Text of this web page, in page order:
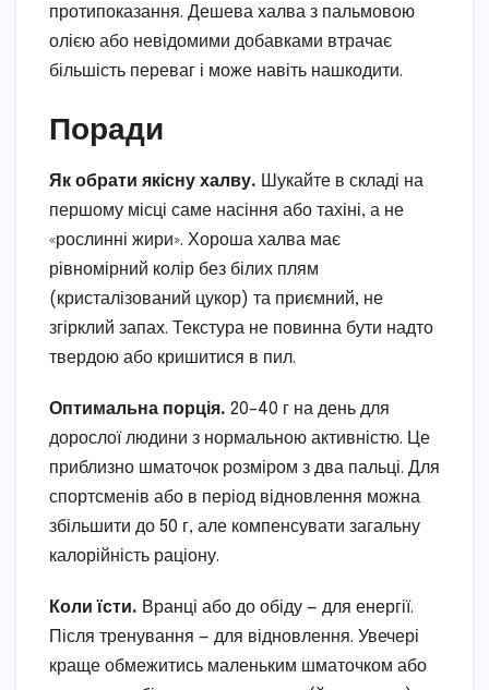
протипоказання. Дешева халва з пальмовою
олією або невідомими добавками втрачає
більшість переваг і може навіть нашкодити.
Поради
Як обрати якісну халву. Шукайте в складі на
першому місці саме насіння або тахіні, а не
«рослинні жири». Хороша халва має
рівномірний колір без білих плям
(кристалізований цукор) та приємний, не
згірклий запах. Текстура не повинна бути надто
твердою або кришитися в пил.
Оптимальна порція. 20–40 г на день для
дорослої людини з нормальною активністю. Це
приблизно шматочок розміром з два пальці. Для
спортсменів або в період відновлення можна
збільшити до 50 г, але компенсувати загальну
калорійність раціону.
Коли їсти. Вранці або до обіду — для енергії.
Після тренування — для відновлення. Увечері
краще обмежитись маленьким шматочком або